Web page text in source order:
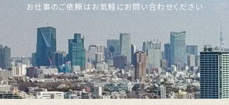
お仕事のご依頼はお気軽にお問い合わせください